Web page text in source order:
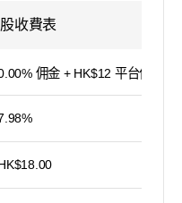
收費表
佣金 + HK$12 平台使用費